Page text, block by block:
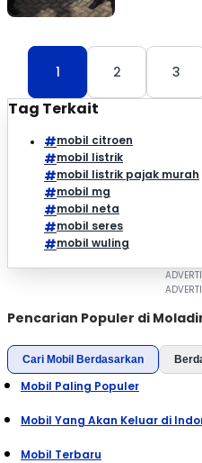
1 2 3
Tag Terkait
mobil citroen
mobil listrik
mobil listrik pajak murah
mobil mg
mobil neta
mobil seres
mobil wuling
Pencarian Populer di
Cari Mobil Berdasarkan
Mobil Paling Populer
Mobil Yang Akan Keluar di
Mobil Terbaru